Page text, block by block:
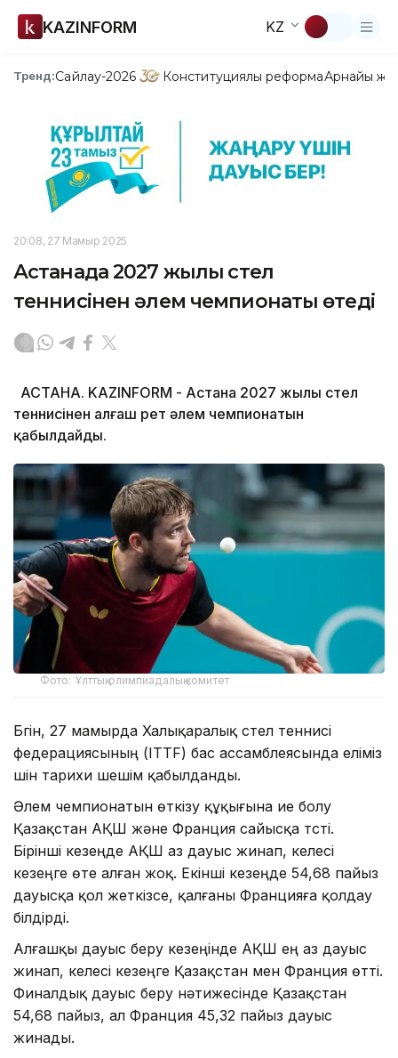
KAZINFORM KZ
Тренд:Сайлау-2026 Конституциялық реформаАрнайы
20:08, 27 Мамыр 2025
Астанада 2027 жылы үстел
теннисінен әлем чемпионаты өтеді
АСТАНА. KAZINFORM - Астана 2027 жылы үстел
теннисінен алғаш рет әлем чемпионатын
қабылдайды.
Фото: Ұлттық олимпиадалық комитет
Бүгін, 27 мамырда Халықаралық үстел теннисі
федерациясының (ITTF) бас ассамблеясында еліміз
үшін тарихи шешім қабылданды.
Әлем чемпионатын өткізу құқығына ие болу
Қазақстан АҚШ және Франция сайысқа түсті.
Бірінші кезеңде АҚШ аз дауыс жинап, келесі
кезеңге өте алған жоқ. Екінші кезеңде 54,68 пайыз
дауысқа қол жеткізсе, қалғаны Францияға қолдау
білдірді.
Алғашқы дауыс беру кезеңінде АҚШ ең аз дауыс
жинап, келесі кезеңге Қазақстан мен Франция өтті.
Финалдық дауыс беру нәтижесінде Қазақстан
54,68 пайыз, ал Франция 45,32 пайыз дауыс
жинады.